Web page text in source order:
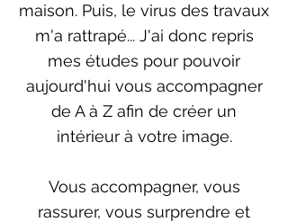
maison. Puis, le virus des travaux
m'a rattrapé... J'ai donc repris
mes études pour pouvoir
aujourd'hui vous accompagner
de A à Z afin de créer un
intérieur à votre image.
Vous accompagner, vous
rassurer, vous surprendre et